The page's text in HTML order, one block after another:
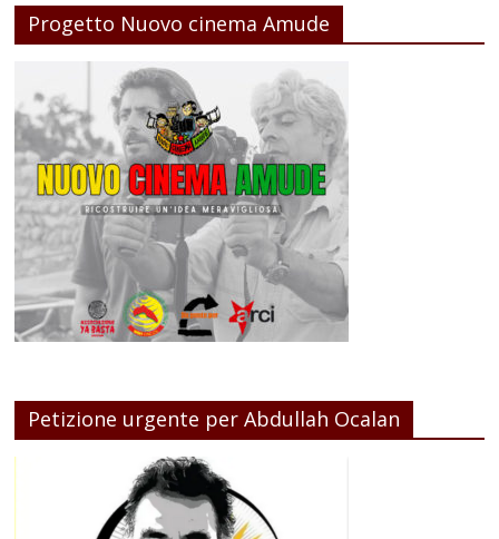
Progetto Nuovo cinema Amude
Petizione urgente per Abdullah Ocalan